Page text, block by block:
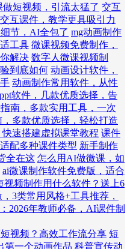
短视频，引流太猛了 交互
互课件，教学更具吸引力
节，AI全包了 mg动画制作
工具 微课视频免费制作，
解决 数字人微课视频制
到底如何 动画设计软件，
动画制作常用软件，从性
软件，几款优质选择，告
南，多款实用工具，一次
多款优质选择，轻松打造
速搭建虚拟课堂教程 课件
配多种课件类型 新手制作
全在这 怎么用AI做微课，如
ai微课制作软件免费版，适合
视频制作用什么软件？送上6
3类常用风格+工具推荐，
2026年教师必备，AI课件制
视频？高效工作流分享 短
第一个动画作品 科普宣传动